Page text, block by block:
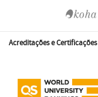
Acreditações e Certificações